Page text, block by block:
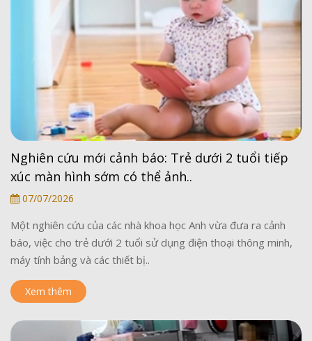
Nghiên cứu mới cảnh báo: Trẻ dưới 2 tuổi tiếp
xúc màn hình sớm có thể ảnh..
07/07/2026
Một nghiên cứu của các nhà khoa học Anh vừa đưa ra cảnh
báo, việc cho trẻ dưới 2 tuổi sử dụng điện thoại thông minh,
máy tính bảng và các thiết bị..
Xem thêm